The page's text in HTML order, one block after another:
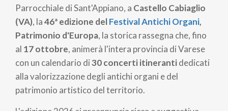
Parrocchiale di Sant'Appiano, a Castello Cabiaglio
(VA), la46ª edizione delFestival Antichi Organi,
Patrimonio d'Europa, la storica rassegna che, fino
al 17 ottobre, animerà l'intera provincia di Varese
con un calendario di30 concerti itinerantidedicati
alla valorizzazione degli antichi organi e del
patrimonio artistico del territorio.